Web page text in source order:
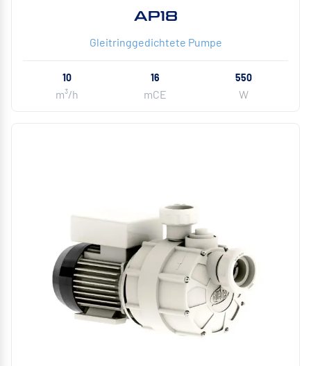
AP18
Gleitringgedichtete Pumpe
10
m³/h
16
mCE
550
W